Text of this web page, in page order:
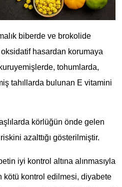
biberde ve brokolide
hasardan korumaya
tohumlarda,
tahıllarda bulunan E vitamini
körlüğün önde gelen
azalttığı gösterilmiştir.
iyi kontrol altına alınmasıyla
kötü kontrol edilmesi, diyabete